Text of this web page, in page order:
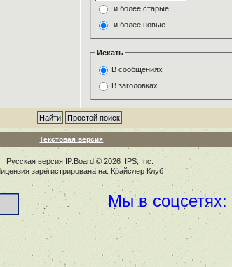
и более старые
и более новые
Искать
В сообщениях
В заголовках
Текстовая версия
Русская версия IP.Board© 2026 IPS, Inc
зарегистрирована на: Крайслер Клуб
Мы в соцсетях: